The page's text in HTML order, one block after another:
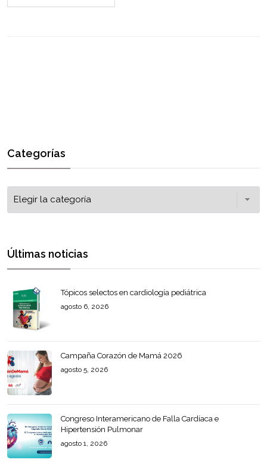
Categorías
Últimas noticias
Tópicos selectos en cardiología pediátrica
agosto 6, 2026
Campaña Corazón de Mamá 2026
agosto 5, 2026
Congreso Interamericano de Falla Cardíaca e
Hipertensión Pulmonar
agosto 1, 2026